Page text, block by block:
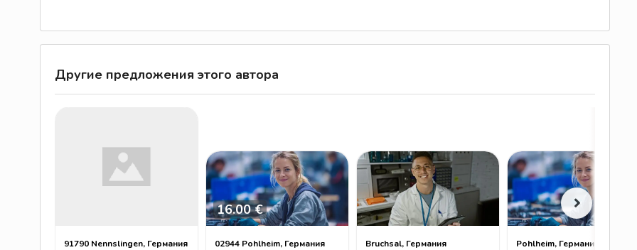
Другие предложения этого автора
91790 Nennslingen, Германия
16.00 €
02944 Pohlheim, Германия Bruchsal, Германия Pohlheim, Германия